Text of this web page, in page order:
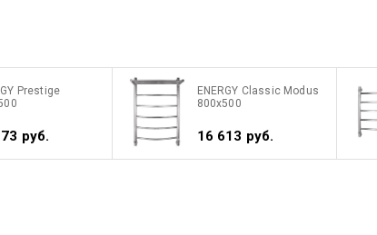
Prestige
руб.
ENERGY Classic Modus
800x500
16 613 руб.